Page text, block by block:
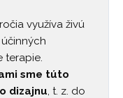
využíva živú
terapie.
sme túto
dizajnu, t. z. do